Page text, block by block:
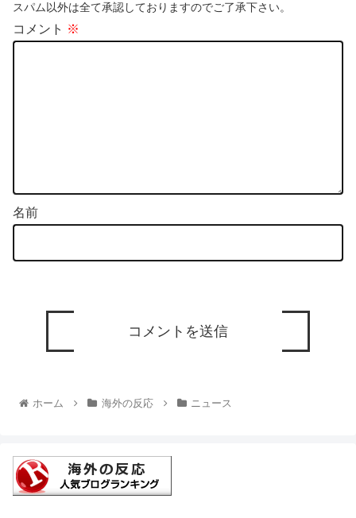
スパム以外は全て承認しておりますのでご了承下さい。
コメント ※
名前
ホーム 海外の反応 ニュース